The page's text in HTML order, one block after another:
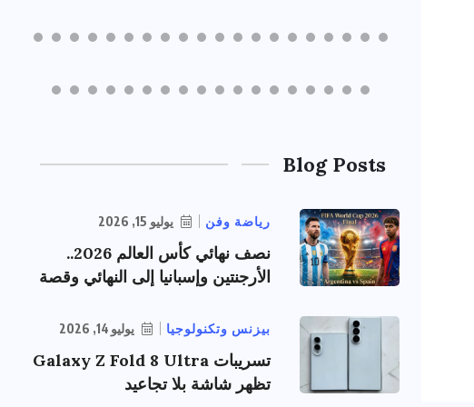
Blog Posts
رياضة وفن يوليو 15, 2026
نصف نهائي كأس العالم 2026..
الأرجنتين وإسبانيا إلى النهائي وقصة
بيزنس وتكنولوجيا يوليو 14, 2026
تسريبات Galaxy Z Fold 8 Ultra
تظهر شاشة بلا تجاعيد